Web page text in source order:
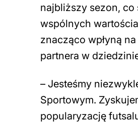
najbliższy sezon, co
wspólnych
znacząco wpłyną
partnera w
– Jesteśmy
Sportowym.
popularyzację